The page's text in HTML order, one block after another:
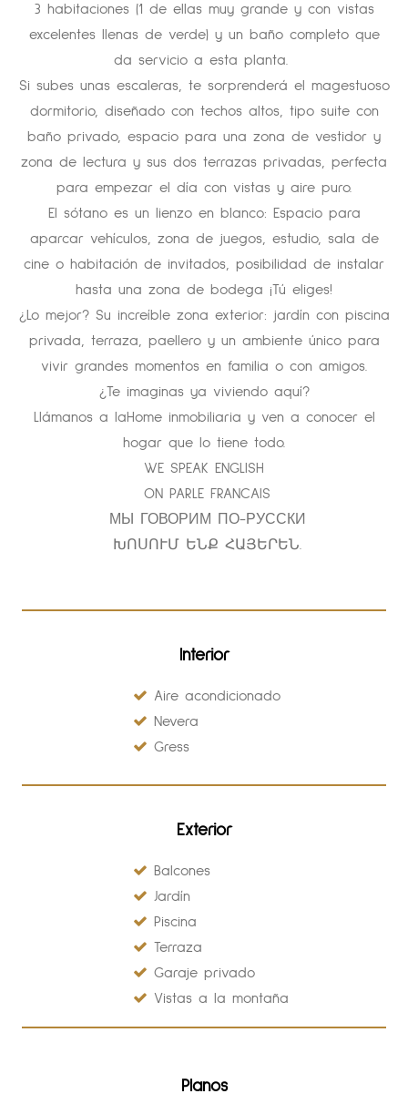
3 habitaciones (1 de ellas muy grande y con vistas
excelentes llenas de verde) y un baño completo que
da servicio a esta planta.
Si subes unas escaleras, te sorprenderá el magestuoso
dormitorio, diseñado con techos altos, tipo suite con
baño privado, espacio para una zona de vestidor y
zona de lectura y sus dos terrazas privadas, perfecta
para empezar el día con vistas y aire puro.
El sótano es un lienzo en blanco: Espacio para
aparcar vehículos, zona de juegos, estudio, sala de
cine o habitación de invitados, posibilidad de instalar
hasta una zona de bodega ¡Tú eliges!
¿Lo mejor? Su increíble zona exterior: jardín con piscina
privada, terraza, paellero y un ambiente único para
vivir grandes momentos en familia o con amigos.
¿Te imaginas ya viviendo aquí?
Llámanos a laHome inmobiliaria y ven a conocer el
hogar que lo tiene todo.
WE SPEAK ENGLISH
ON PARLE FRANCAIS
МЫ ГОВОРИМ ПО-РУССКИ
ԽՈՍՈՒՄ ԵՆՔ ՀԱՅԵՐԵՆ.
Interior
Aire acondicionado
Nevera
Gress
Exterior
Balcones
Jardín
Piscina
Terraza
Garaje privado
Vistas a la montaña
Planos